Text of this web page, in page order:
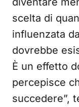
scelta di
influenzata
dovrebbe
È un effetto
percepisce
succedere”,